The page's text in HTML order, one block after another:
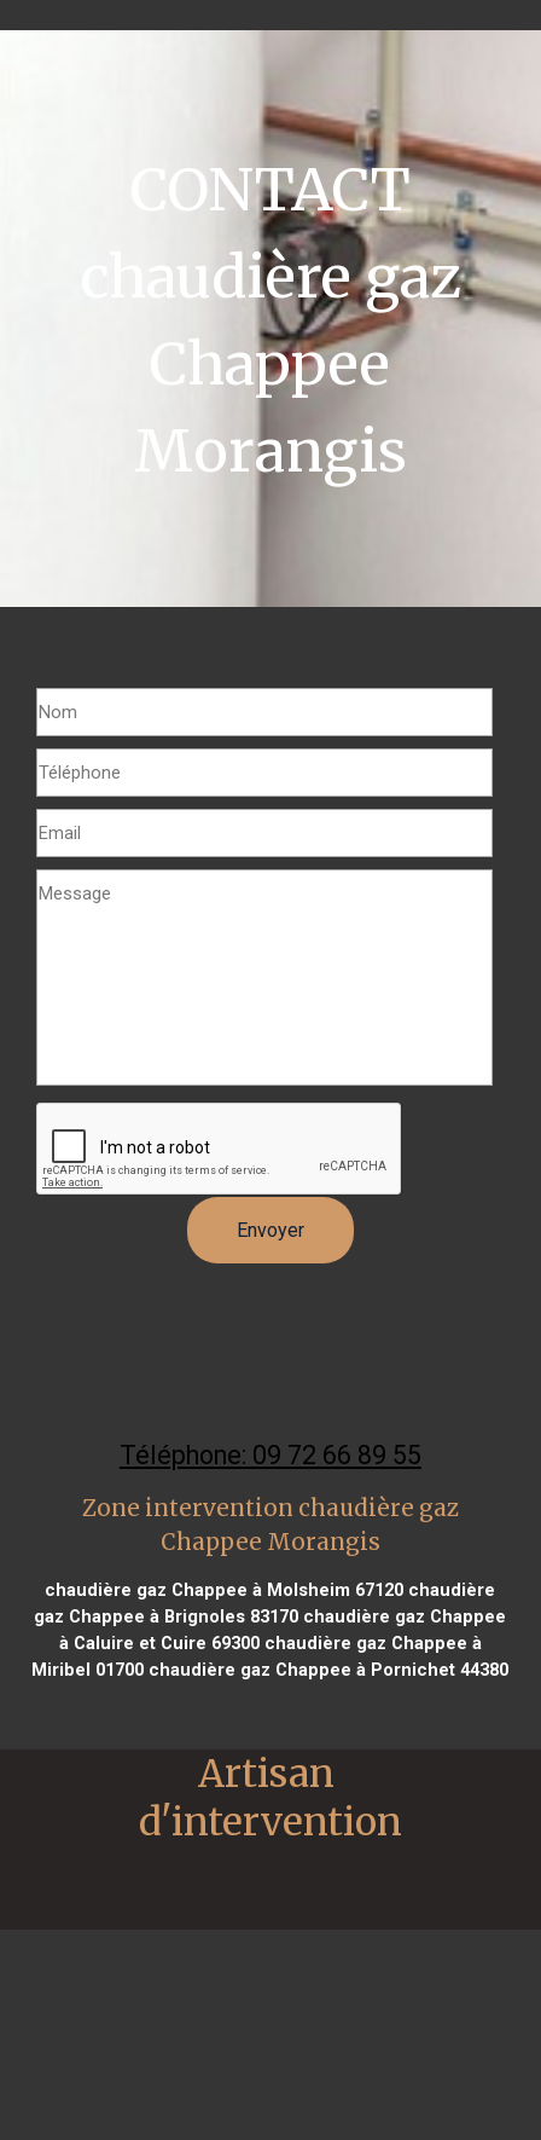
CONTACT
chaudière gaz
Chappee
Morangis
Téléphone: 09 72 66 89 55
Zone intervention chaudière gaz
Chappee Morangis
chaudière gaz Chappee à Molsheim 67120 chaudière
gaz Chappee à Brignoles 83170 chaudière gaz Chappee
à Caluire et Cuire 69300chaudière gaz Chappee à
Miribel 01700 chaudière gaz Chappee à Pornichet 44380
Artisan
d'intervention